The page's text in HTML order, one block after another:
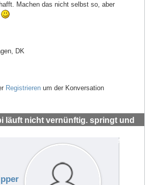
Machen das nicht selbst so, aber
DK
Registrieren um der Konversation
läuft nicht vernünftig. springt und
#72018